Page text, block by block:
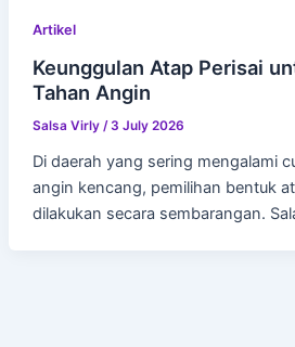
Artikel
Keunggulan Atap Perisai
Tahan Angin
Salsa Virly / 3 July 2026
Di daerah yang sering mengalami
angin kencang, pemilihan bentuk
dilakukan secara sembarangan.